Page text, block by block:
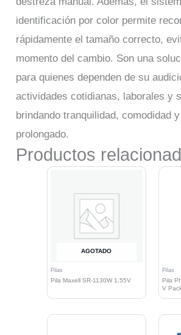
identificación por color permite
rápidamente el tamaño correcto,
momento del cambio. Son una
para quienes dependen de su
actividades cotidianas, laborales y
brindando tranquilidad, comodidad
prolongado.
Productos
AGOTADO
Pilas
Pila Maxell SR-1130W 1,55V
Pilas
Pila
V